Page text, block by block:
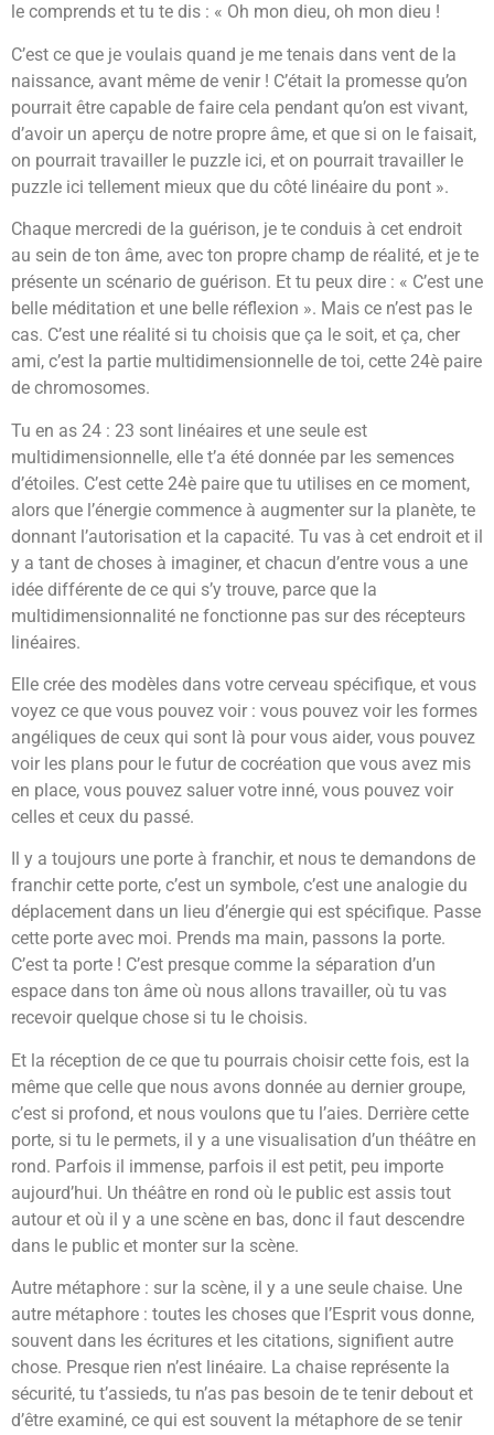
le comprends et tu te dis : « Oh mon dieu, oh mon dieu !
C’est ce que je voulais quand je me tenais dans vent de la
naissance, avant même de venir ! C’était la promesse qu’on
pourrait être capable de faire cela pendant qu’on est vivant,
d’avoir un aperçu de notre propre âme, et que si on le faisait,
on pourrait travailler le puzzle ici, et on pourrait travailler le
puzzle ici tellement mieux que du côté linéaire du pont ».
Chaque mercredi de la guérison, je te conduis à cet endroit
au sein de ton âme, avec ton propre champ de réalité, et je te
présente un scénario de guérison. Et tu peux dire : « C’est une
belle méditation et une belle réflexion ». Mais ce n’est pas le
cas. C’est une réalité si tu choisis que ça le soit, et ça, cher
ami, c’est la partie multidimensionnelle de toi, cette 24è paire
de chromosomes.
Tu en as 24 : 23 sont linéaires et une seule est
multidimensionnelle, elle t’a été donnée par les semences
d’étoiles. C’est cette 24è paire que tu utilises en ce moment,
alors que l’énergie commence à augmenter sur la planète, te
donnant l’autorisation et la capacité. Tu vas à cet endroit et il
y a tant de choses à imaginer, et chacun d’entre vous a une
idée différente de ce qui s’y trouve, parce que la
multidimensionnalité ne fonctionne pas sur des récepteurs
linéaires.
Elle crée des modèles dans votre cerveau spécifique, et vous
voyez ce que vous pouvez voir : vous pouvez voir les formes
angéliques de ceux qui sont là pour vous aider, vous pouvez
voir les plans pour le futur de cocréation que vous avez mis
en place, vous pouvez saluer votre inné, vous pouvez voir
celles et ceux du passé.
Il y a toujours une porte à franchir, et nous te demandons de
franchir cette porte, c’est un symbole, c’est une analogie du
déplacement dans un lieu d’énergie qui est spécifique. Passe
cette porte avec moi. Prends ma main, passons la porte.
C’est ta porte ! C’est presque comme la séparation d’un
espace dans ton âme où nous allons travailler, où tu vas
recevoir quelque chose si tu le choisis.
Et la réception de ce que tu pourrais choisir cette fois, est la
même que celle que nous avons donnée au dernier groupe,
c’est si profond, et nous voulons que tu l’aies. Derrière cette
porte, si tu le permets, il y a une visualisation d’un théâtre en
rond. Parfois il immense, parfois il est petit, peu importe
aujourd’hui. Un théâtre en rond où le public est assis tout
autour et où il y a une scène en bas, donc il faut descendre
dans le public et monter sur la scène.
Autre métaphore : sur la scène, il y a une seule chaise. Une
autre métaphore : toutes les choses que l’Esprit vous donne,
souvent dans les écritures et les citations, signifient autre
chose. Presque rien n’est linéaire. La chaise représente la
sécurité, tu t’assieds, tu n’as pas besoin de te tenir debout et
d’être examiné, ce qui est souvent la métaphore de se tenir